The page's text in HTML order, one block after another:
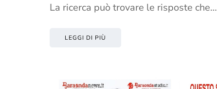
La ricerca può trovare le risposte che…
LEGGI DI PIÙ